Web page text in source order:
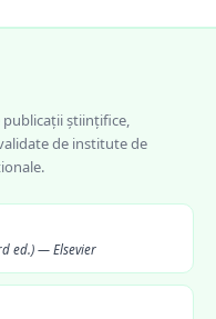
publicații științifice,
de institute de
ed.) — Elsevier